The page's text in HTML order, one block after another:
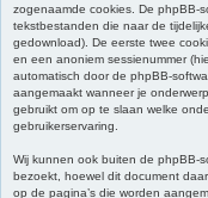
zogenaamde cookies. De phpBB-
tekstbestanden die naar de
gedownload). De eerste twee
en een anoniem sessienummer
automatisch door de phpBB-
aangemaakt wanneer je
gebruikt om op te slaan welke
gebruikerservaring.
Wij kunnen ook buiten de phpBB-
bezoekt, hoewel dit document
op de pagina’s die worden